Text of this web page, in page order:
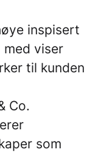
inspisert
viser
til kunden
Co.
som